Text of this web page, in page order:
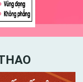
nghiệm trong
lý nhất